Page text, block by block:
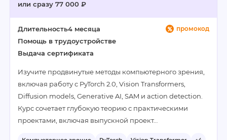
или сразу 77 000 ₽
промокод
Длительность4 месяца
Помощь в трудоустройстве
Выдача сертификата
Изучите продвинутые методы компьютерного зрения,
включая работу с PyTorch 2.0, Vision Transformers,
Diffusion models, Generative AI, SAM и action detection.
Курс сочетает глубокую теорию с практическими
проектами, включая выпускной проект…